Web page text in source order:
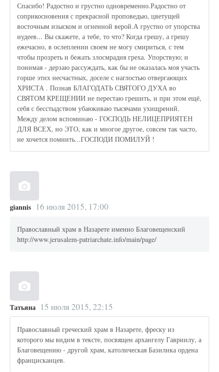
Спасибо! Радостно и грустно одновременно.Радостно от
соприкосновения с прекрасной проповедью, цветущей
восточным изыском и огненной верой.А грустно от упорства
иудеев... Вы скажете, а тебе, то что? Когда грешу, а грешу
ежечасно, в ослеплении своем не могу смириться, с тем
чтобы прозреть и бежать злосмрадия греха. Упорствую; и
понимая - дерзаю рассуждать, как бы не оказалась моя участь
горше этих несчастных, доселе с наглостью отвергающих
ХРИСТА . Познав БЛАГОДАТЬ СВЯТОГО ДУХА во
СВЯТОМ КРЕЩЕНИИ не перестаю грешить, и при этом ещё,
себя с бесстыдством убаюкиваю тысячами ухищрений.
Между делом вспоминаю - ГОСПОДЬ НЕЛИЦЕПРИЯТЕН
ДЛЯ ВСЕХ, но ЭТО, как и многое другое, совсем так часто,
не хочется помнить...ГОСПОДИ ПОМИЛУЙ !
giannis 16 июля 2015, 17:00
Православный храм в Назарете именно Благовещенский
http://www.jerusalem-patriarchate.info/main/page/
Татьяна 15 июля 2015, 22:15
Православный греческий храм в Назарете, фреску из
которого мы видим в тексте, посвящен архангелу Гавриилу, а
Благовещению - другой храм, католическая Базилика ордена
францисканцев.